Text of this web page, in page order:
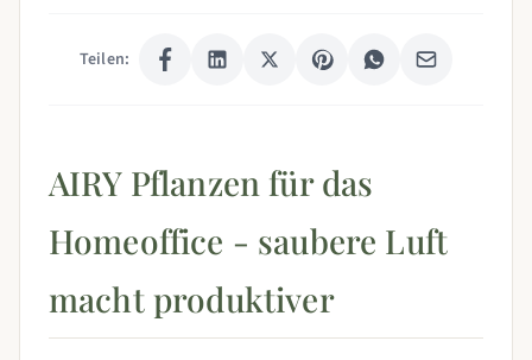
Teilen:
AIRY Pflanzen für das
Homeoffice - saubere Luft
macht produktiver